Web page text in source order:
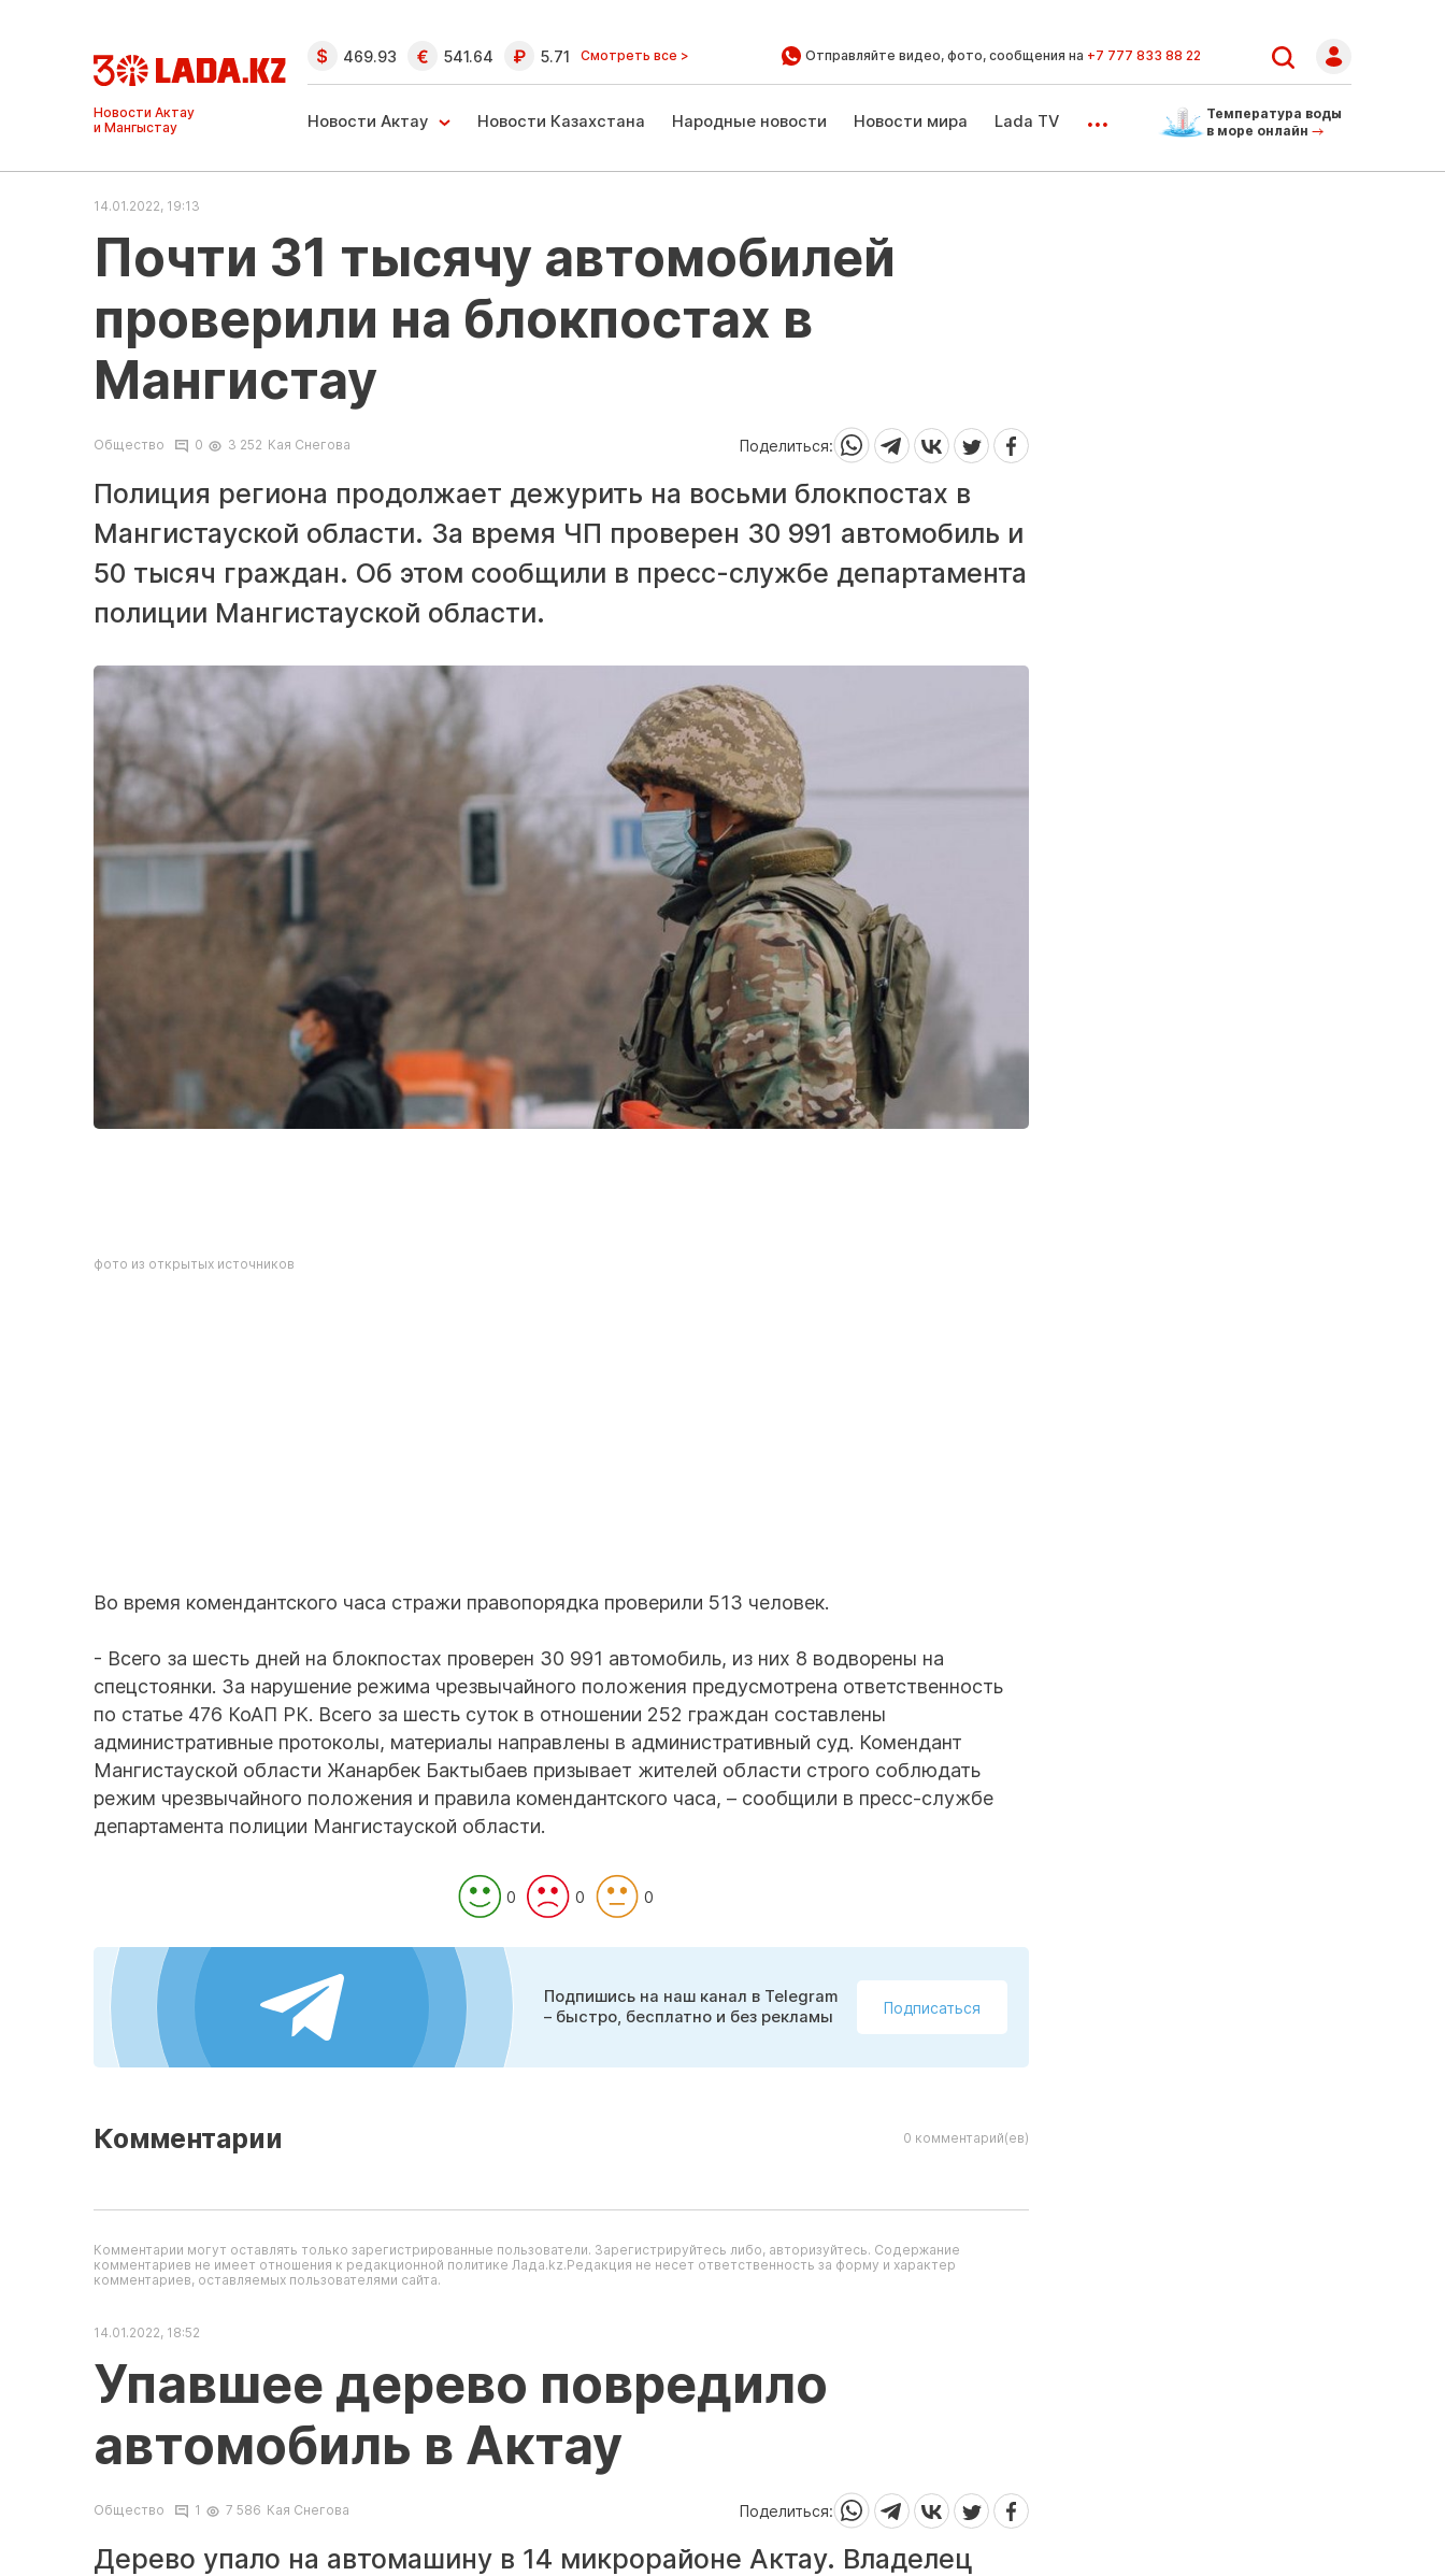
Ақтау және
Манғыстау
жаңалықтары
469.93 541.64 5.71 Смотреть все > Отправляйте видео, фото, сообщения на +7 777 833 88 22
Новости Актау Новости Казахстана Народные новости Новости мира Lada TV ...
Температура воды
в море онлайн
14.01.2022, 19:13
Почти 31 тысячу автомобилей
проверили на блокпостах в
Мангистау
Общество 0 3 252 Кая Снегова Поделиться:
Полиция региона продолжает дежурить на восьми блокпостах в
Мангистауской области. За время ЧП проверен 30 991 автомобиль и
50 тысяч граждан. Об этом сообщили в пресс-службе департамента
полиции Мангистауской области.
фото из открытых источников
Во время комендантского часа стражи правопорядка проверили 513 человек.
- Всего за шесть дней на блокпостах проверен 30 991 автомобиль, из них 8 водворены на
спецстоянки. За нарушение режима чрезвычайного положения предусмотрена ответственность
по статье 476 КоАП РК. Всего за шесть суток в отношении 252 граждан составлены
административные протоколы, материалы направлены в административный суд. Комендант
Мангистауской области Жанарбек Бактыбаев призывает жителей области строго соблюдать
режим чрезвычайного положения и правила комендантского часа, – сообщили в пресс-службе
департамента полиции Мангистауской области.
0 0 0
Подпишись на наш канал в Telegram
– быстро, бесплатно и без рекламы
Подписаться
Комментарии 0 комментарий(ев)
Комментарии могут оставлять только зарегистрированные пользователи. Зарегистрируйтесь либо, авторизуйтесь. Содержание
комментариев не имеет отношения к редакционной политике Лада.kz.Редакция не несет ответственность за форму и характер
комментариев, оставляемых пользователями сайта.
14.01.2022, 18:52
Упавшее дерево повредило
автомобиль в Актау
Общество 1 7 586 Кая Снегова Поделиться:
Дерево упало на автомашину в 14 микрорайоне Актау. Владелец